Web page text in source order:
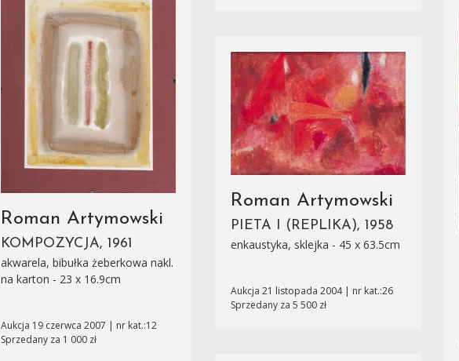
Roman Artymowski
KOMPOZYCJA, 1961
akwarela, bibułka żeberkowa nakl.
na karton - 23 x 16.9cm
Aukcja 19 czerwca 2007 | nr kat.:12
Sprzedany za 1 000 zł
Roman Artymowski
PIETA I (REPLIKA), 1958
enkaustyka, sklejka - 45 x 63.5cm
Aukcja 21 listopada 2004 | nr kat.:26
Sprzedany za 5 500 zł